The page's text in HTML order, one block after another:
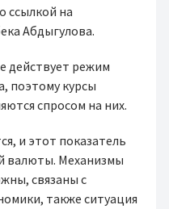
ссылкой на
Абдыгулова.
действует режим
поэтому курсы
спросом на них.
и этот показатель
валюты. Механизмы
связаны с
также ситуация